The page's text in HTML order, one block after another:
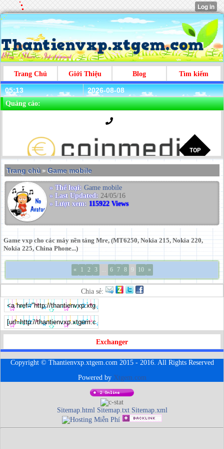
Trang Chủ Giới Thiệu Blog Tìm kiếm
05:13 2026-08-08
Quảng cáo:
Trang chủ >Game mobile
» Thể loại: Game mobile
» Last Updated: 24/05/16
» Lượt xem: 115922 Views
Game vxp cho các máy nền tảng Mre, (MT6250, Nokia 215, Nokia 220,
Nokia 225, China Phone...)
« 1 2 3 ... 6 7 8 9 10 »
Chia sẻ:
Exchanger
Copyright © Thantienvxp.xtgem.com 2015 - 2016. All Rights Reserved
Powered by Xtgem.com
Sitemap.html Sitemap.txt Sitemap.xml